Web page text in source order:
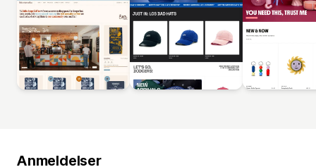
Anmeldelser